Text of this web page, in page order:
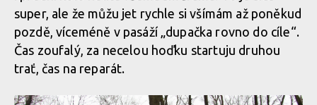
super, ale že můžu jet rychle si všímám až poněkud
pozdě, víceméně v pasáží „dupačka rovno do cíle“.
Čas zoufalý, za necelou hoďku startuju druhou
trať, čas na reparát.